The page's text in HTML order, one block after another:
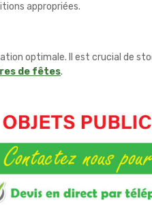
appropriées.
optimale. Il est crucial de
de fêtes.